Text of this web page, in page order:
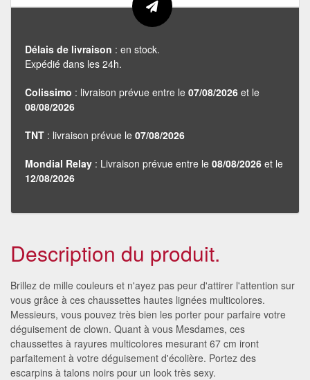
Délais de livraison : en stock.
Expédié dans les 24h.
Colissimo : livraison prévue entre le 07/08/2026 et le
08/08/2026
TNT : livraison prévue le 07/08/2026
Mondial Relay : Livraison prévue entre le 08/08/2026 et le
12/08/2026
Description du produit.
Brillez de mille couleurs et n'ayez pas peur d'attirer l'attention sur
vous grâce à ces chaussettes hautes lignées multicolores.
Messieurs, vous pouvez très bien les porter pour parfaire votre
déguisement de clown. Quant à vous Mesdames, ces
chaussettes à rayures multicolores mesurant 67 cm iront
parfaitement à votre déguisement d'écolière. Portez des
escarpins à talons noirs pour un look très sexy.